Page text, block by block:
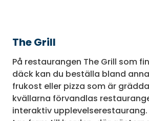
The Grill
På restaurangen The Grill som
däck kan du beställa bland
frukost eller pizza som är
kvällarna förvandlas
interaktiv